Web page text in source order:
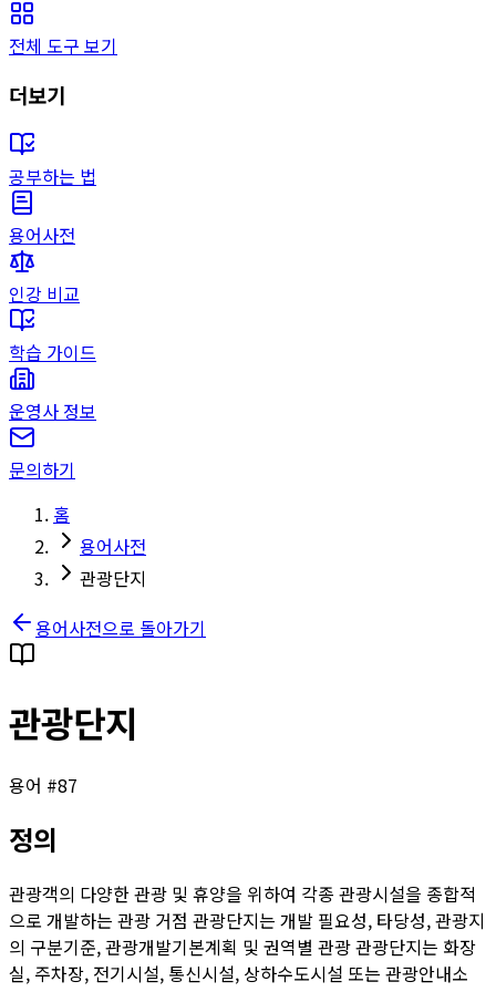
전체 도구 보기
더보기
공부하는 법
용어사전
인강 비교
학습 가이드
운영사 정보
문의하기
홈
용어사전
관광단지
용어사전으로 돌아가기
관광단지
용어 #87
정의
관광객의 다양한 관광 및 휴양을 위하여 각종 관광시설을 종합적
으로 개발하는 관광 거점 관광단지는 개발 필요성, 타당성, 관광지
의 구분기준, 관광개발기본계획 및 권역별 관광 관광단지는 화장
실, 주차장, 전기시설, 통신시설, 상하수도시설 또는 관광안내소